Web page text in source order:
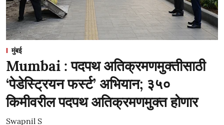
मुंबई
Mumbai : पदपथ अतिक्रमणमुक्तीसाठी
‘पेडेस्ट्रियन फर्स्ट’ अभियान; ३५०
किमीवरील पदपथ अतिक्रमणमुक्त होणार
Swapnil S